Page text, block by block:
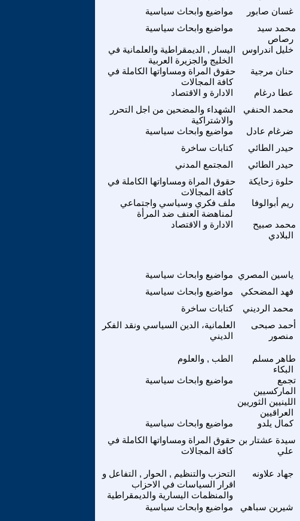
مواضيع وابحاث سياسية
غسان صابور
مواضيع وابحاث سياسية
محمد سيد
رصاص
اليسار , الديمقراطية والعلمانية في
الخليج والجزيرة العربية
خليل اندراوس
حقوق المراة ومساواتها الكاملة في
كافة المجالات
حنان مرجية
الادارة و الاقتصاد عطا درغام
الشهداء والمضحين من اجل التحرر
والاشتراكية
محمد الحنفي
مواضيع وابحاث سياسية ضرغام عادل
كتابات ساخرة
حيدر الطائي
المجتمع المدني
حيدر الطائي
حقوق المراة ومساواتها الكاملة في
كافة المجالات
حلوة زحايكة
ملف فكري وسياسي واجتماعي
لمناهضة العنف ضد المرأة
ريم أبوالوفا
الادارة و الاقتصاد
محمد صبيح
البلادي
مواضيع وابحاث سياسية ياسين المصري
مواضيع وابحاث سياسية
فهد المضحكي
كتابات ساخرة
محمد الرديني
العلمانية، الدين السياسي ونقد الفكر
الديني
أحمد صبحى
منصور
الطب , والعلوم
طاهر مسلم
البكاء
مواضيع وابحاث سياسية
تجمع
الماركسيين
اللينيين الثوريين
العراقيين
مواضيع وابحاث سياسية كمال يلدو
حقوق المراة ومساواتها الكاملة في
كافة المجالات
سيدة عشتار بن
علي
التحزب والتنظيم , الحوار , التفاعل و
اقرار السياسات في الاحزاب
والمنظمات اليسارية والديمقراطية
جهاد علاونه
مواضيع وابحاث سياسية شيرين سباهي